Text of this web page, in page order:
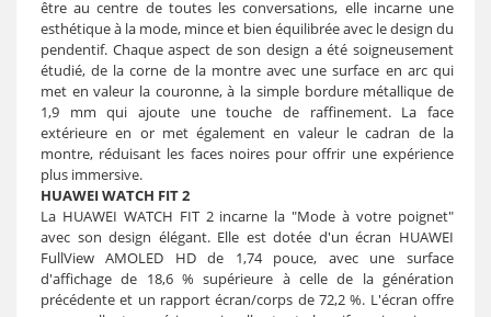
être au centre de toutes les conversations, elle incarne une
esthétique à la mode, mince et bien équilibrée avec le design du
pendentif. Chaque aspect de son design a été soigneusement
étudié, de la corne de la montre avec une surface en arc qui
met en valeur la couronne, à la simple bordure métallique de
1,9 mm qui ajoute une touche de raffinement. La face
extérieure en or met également en valeur le cadran de la
montre, réduisant les faces noires pour offrir une expérience
plus immersive.
HUAWEI WATCH FIT 2
La HUAWEI WATCH FIT 2 incarne la "Mode à votre poignet"
avec son design élégant. Elle est dotée d'un écran HUAWEI
FullView AMOLED HD de 1,74 pouce, avec une surface
d'affichage de 18,6 % supérieure à celle de la génération
précédente et un rapport écran/corps de 72,2 %. L'écran offre